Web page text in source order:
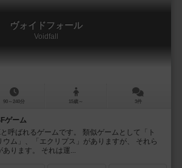
ヴォイドフォール
Voidfall
90～240分 15歳～ 3件
ゲーム
呼ばれるゲームです。 類似ゲームとして「ト
ウム」、「エクリプス」がありますが、 それら
あります。 それは運...